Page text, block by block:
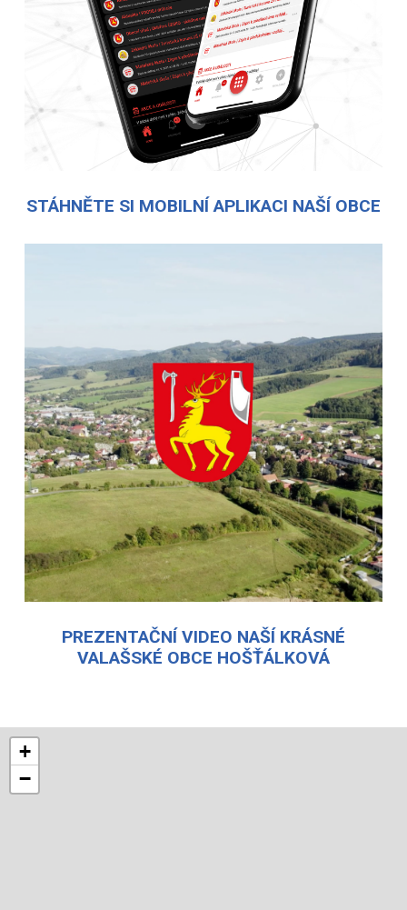
STÁHNĚTE SI MOBILNÍ APLIKACI NAŠÍ OBCE
PREZENTAČNÍ VIDEO NAŠÍ KRÁSNÉ
VALAŠSKÉ OBCE HOŠŤÁLKOVÁ
+
−